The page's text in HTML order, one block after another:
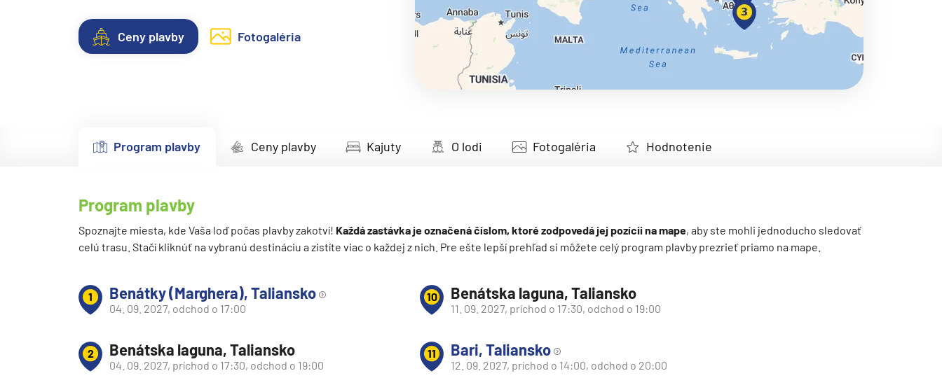
Severozápadná Európa
Kanárske ostrovy, Madeira a Maroko
Karibik a Stredná Amerika
Bermudy
Južný Karibik
Kalifornia a Mexiko
Východný Karibik
Severná Amerika
Aljaška
Ceny plavby Fotogaléria
Program plavby Ceny plavby Kajuty O lodi Fotogaléria Hodnotenie
Program plavby
Spoznajte miesta, kde Vaša loď počas plavby zakotví! Každá zastávka je označená číslom, ktoré zodpovedá jej pozícii na mape, aby ste mohli jednoducho sledovať
celú trasu. Stačí kliknúť na vybranú destináciu a zistíte viac o každej z nich. Pre ešte lepší prehľad si môžete celý program plavby prezrieť priamo na mape.
1 Benátky (Marghera), Taliansko
04. 09. 2027, odchod o 17:00
2 Benátska laguna, Taliansko
04. 09. 2027, príchod o 17:30, odchod o 19:00
10 Benátska laguna, Taliansko
11. 09. 2027, príchod o 17:30, odchod o 19:00
11 Bari, Taliansko
12. 09. 2027, príchod o 14:00, odchod o 20:00